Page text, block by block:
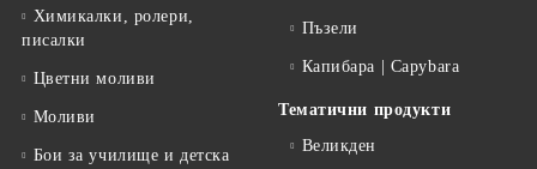
Химикалки, ролери,
писалки
Цветни моливи
Моливи
Бои за училище и детска
Пъзели
Капибара | Capybara
Тематични продукти
Великден